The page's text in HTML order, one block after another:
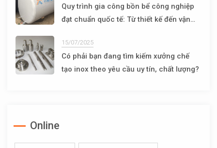
Quy trình gia công bồn bể công nghiệp
đạt chuẩn quốc tế: Từ thiết kế đến vận
15/07/2025
Có phải bạn đang tìm kiếm xưởng chế
tạo inox theo yêu cầu uy tín, chất lượng?
Online